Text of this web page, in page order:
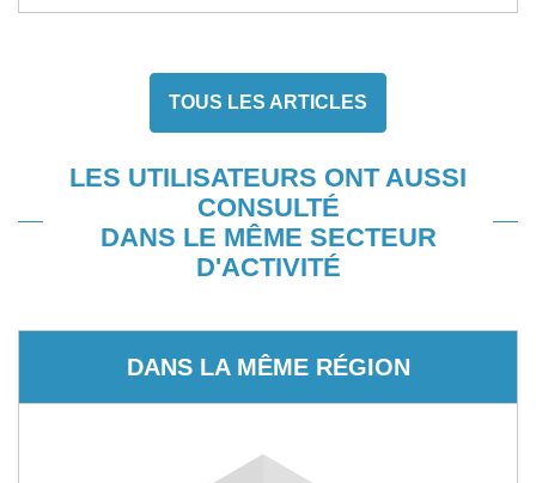
TOUS LES ARTICLES
LES UTILISATEURS ONT AUSSI
CONSULTÉ
DANS LE MÊME SECTEUR
D'ACTIVITÉ
DANS LA MÊME RÉGION